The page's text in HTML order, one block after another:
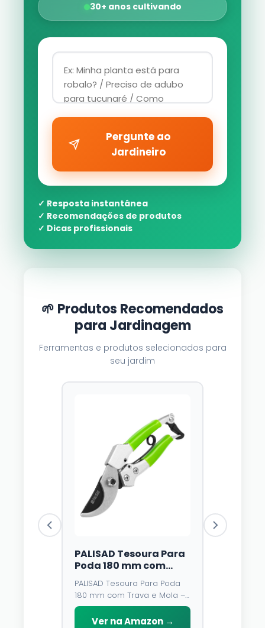
30+ anos cultivando
Pergunte ao
Jardineiro
✓ Resposta instantânea
✓ Recomendações de produtos
✓ Dicas profissionais
🌱 Produtos Recomendados
para Jardinagem
Ferramentas e produtos selecionados para
seu jardim
PALISAD Tesoura Para
Poda 180 mm com
Trava e Mola – Lâmina
de Aço У8 e Cabo
Emborrachado
PALISAD Tesoura Para Poda
180 mm com Trava e Mola –
Lâmina de Aço У8 e Cabo
Emborrachado
Ver na Amazon →